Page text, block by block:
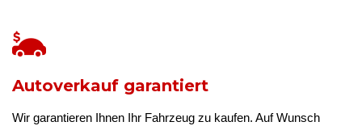
Autoverkauf garantiert
Wir garantieren Ihnen Ihr Fahrzeug zu kaufen. Auf Wunsch